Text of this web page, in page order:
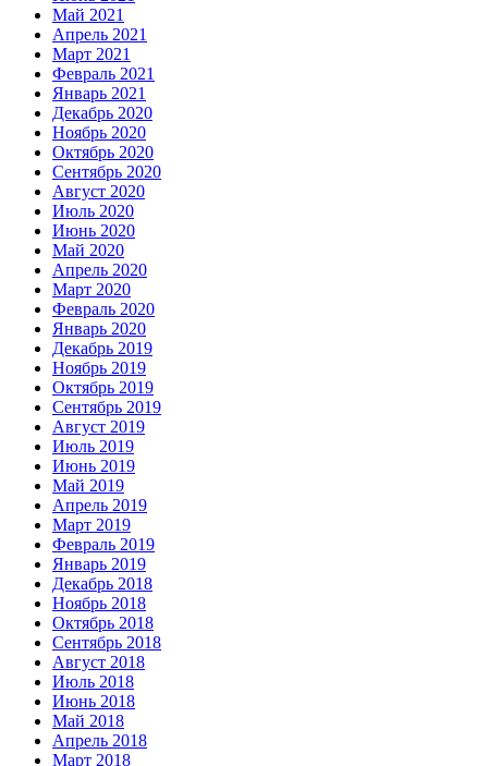
Май 2021
Апрель 2021
Март 2021
Февраль 2021
Январь 2021
Декабрь 2020
Ноябрь 2020
Октябрь 2020
Сентябрь 2020
Август 2020
Июль 2020
Июнь 2020
Май 2020
Апрель 2020
Март 2020
Февраль 2020
Январь 2020
Декабрь 2019
Ноябрь 2019
Октябрь 2019
Сентябрь 2019
Август 2019
Июль 2019
Июнь 2019
Май 2019
Апрель 2019
Март 2019
Февраль 2019
Январь 2019
Декабрь 2018
Ноябрь 2018
Октябрь 2018
Сентябрь 2018
Август 2018
Июль 2018
Июнь 2018
Май 2018
Апрель 2018
Март 2018